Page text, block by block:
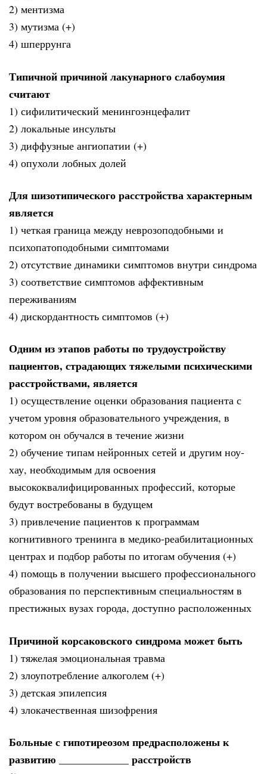
2) ментизма
3) мутизма (+)
4) шперрунга
Типичной причиной лакунарного слабоумия
считают
1) сифилитический менингоэнцефалит
2) локальные инсульты
3) диффузные ангиопатии (+)
4) опухоли лобных долей
Для шизотипического расстройства характерным
является
1) четкая граница между неврозоподобными и
психопатоподобными симптомами
2) отсутствие динамики симптомов внутри синдрома
3) соответствие симптомов аффективным
переживаниям
4) дискордантность симптомов (+)
Одним из этапов работы по трудоустройству
пациентов, страдающих тяжелыми психическими
расстройствами, является
1) осуществление оценки образования пациента с
учетом уровня образовательного учреждения, в
котором он обучался в течение жизни
2) обучение типам нейронных сетей и другим ноу-
хау, необходимым для освоения
высококвалифицированных профессий, которые
будут востребованы в будущем
3) привлечение пациентов к программам
когнитивного тренинга в медико-реабилитационных
центрах и подбор работы по итогам обучения (+)
4) помощь в получении высшего профессионального
образования по перспективным специальностям в
престижных вузах города, доступно расположенных
Причиной корсаковского синдрома может быть
1) тяжелая эмоциональная травма
2) злоупотребление алкоголем (+)
3) детская эпилепсия
4) злокачественная шизофрения
Больные с гипотиреозом предрасположены к
развитию _____________ расстройств